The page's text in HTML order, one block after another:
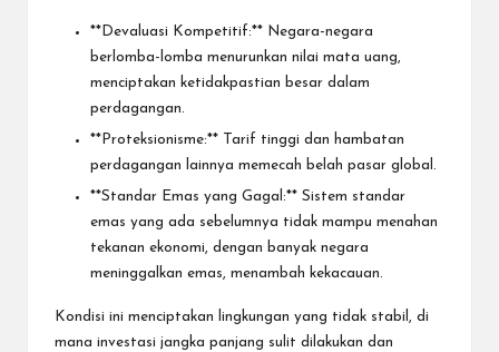
**Devaluasi Kompetitif:** Negara-negara
berlomba-lomba menurunkan nilai mata uang,
menciptakan ketidakpastian besar dalam
perdagangan.
**Proteksionisme:** Tarif tinggi dan hambatan
perdagangan lainnya memecah belah pasar global.
**Standar Emas yang Gagal:** Sistem standar
emas yang ada sebelumnya tidak mampu menahan
tekanan ekonomi, dengan banyak negara
meninggalkan emas, menambah kekacauan.
Kondisi ini menciptakan lingkungan yang tidak stabil, di
mana investasi jangka panjang sulit dilakukan dan